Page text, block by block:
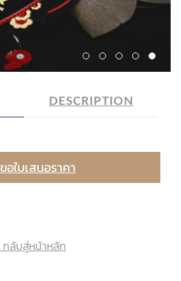
DESCRIPTION
ขอใบเสนอราคา
กลับสู่หน้าหลัก